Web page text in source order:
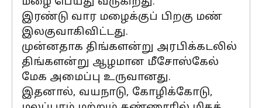
இரண்டு வார மழைக்குப் பிறகு மண்
இலகுவாகிவிட்டது.
முன்னதாக திங்களன்று அரபிக்கடலில்
திங்களன்று ஆழமான மீசோஸ்கேல்
மேக அமைப்பு உருவானது.
இதனால், வயநாடு, கோழிக்கோடு,